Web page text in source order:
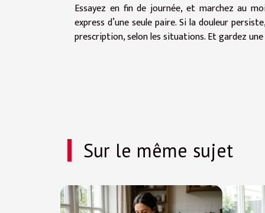
Essayez en fin de journée, et marchez au
express d’une seule paire. Si la douleur
prescription, selon les situations. Et gardez
Sur le même sujet